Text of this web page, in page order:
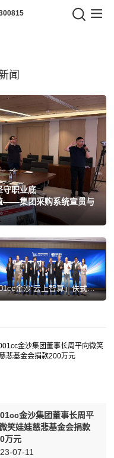
闻
职业底
集团采购系统宣贯与
金沙“云上智算」佚式启
AI引擎驱
金沙集团董事长周平
笑娃娃慈悲基金会捐款
万元
07-11